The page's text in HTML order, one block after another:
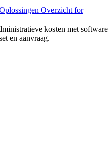
Overzicht for
kosten met software
en aanvraag.